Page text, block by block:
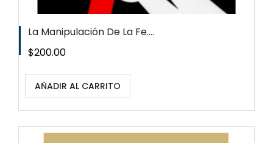
La Manipulación De La Fe....
Precio
$200.00
AÑADIR AL CARRITO